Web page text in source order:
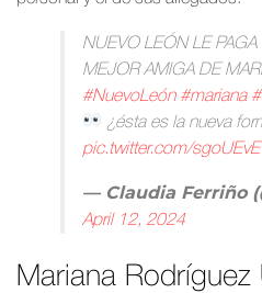
NUEVO LEÓN LE PAGA
MEJOR AMIGA DE
#NuevoLeón #mariana
¿ésta es la nueva
pic.twitter.com/
— Claudia Ferriño
April 12, 2024
Mariana Rodríguez